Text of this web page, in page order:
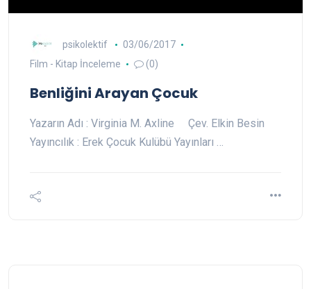
psikolektif
03/06/2017
Film - Kitap İnceleme
(0)
Benliğini Arayan Çocuk
Yazarın Adı : Virginia M. Axline Çev. Elkin Besin
Yayıncılık : Erek Çocuk Kulübü Yayınları …